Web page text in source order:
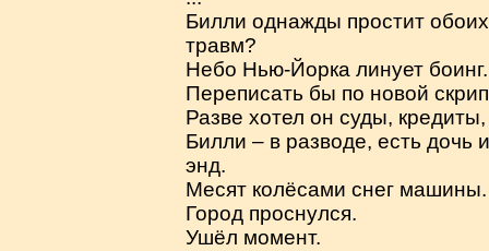
Билли однажды простит
травм?
Небо Нью-Йорка линует
Переписать бы по новой
Разве хотел он суды,
Билли – в разводе, есть дочь
энд.
Месят колёсами снег машины.
Город проснулся.
Ушёл момент.